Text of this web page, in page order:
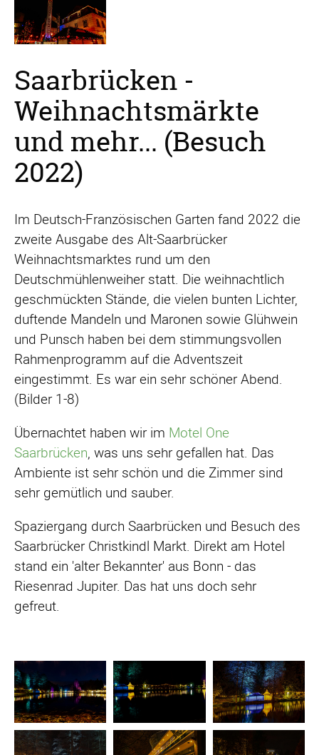
Saarbrücken -
Weihnachtsmärkte
und mehr... (Besuch
2022)
Im Deutsch-Französischen Garten fand 2022 die
zweite Ausgabe des Alt-Saarbrücker
Weihnachtsmarktes rund um den
Deutschmühlenweiher statt. Die weihnachtlich
geschmückten Stände, die vielen bunten Lichter,
duftende Mandeln und Maronen sowie Glühwein
und Punsch haben bei dem stimmungsvollen
Rahmenprogramm auf die Adventszeit
eingestimmt. Es war ein sehr schöner Abend.
(Bilder 1-8)
Übernachtet haben wir im Motel One
Saarbrücken, was uns sehr gefallen hat. Das
Ambiente ist sehr schön und die Zimmer sind
sehr gemütlich und sauber.
Spaziergang durch Saarbrücken und Besuch des
Saarbrücker Christkindl Markt. Direkt am Hotel
stand ein 'alter Bekannter' aus Bonn - das
Riesenrad Jupiter. Das hat uns doch sehr
gefreut.